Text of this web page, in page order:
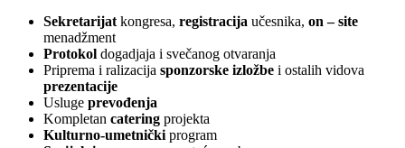
Sekretarijatkongresa, registracija učesnika, on – site
menadžment
Protokol dogadjaja i svečanog otvaranja
Priprema i ralizacija sponzorske izložbe i ostalih vidova
prezentacije
Usluge prevođenja
Kompletan catering projekta
Kulturno-umetničkiprogram